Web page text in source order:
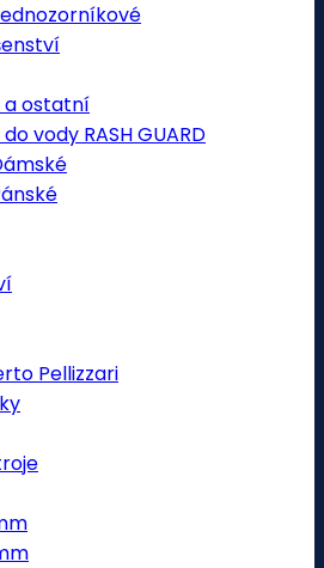
a ostatní
vody RASH GUARD
Pellizzari